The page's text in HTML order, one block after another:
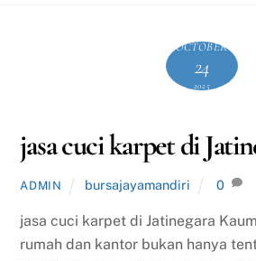
OCTOBER
24
2025
jasa cuci karpet di
ADMIN bursajayamandiri 0
jasa cuci karpet di Jatinegara
rumah dan kantor bukan hanya